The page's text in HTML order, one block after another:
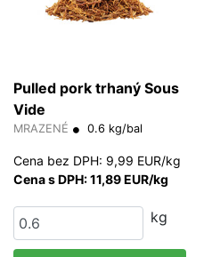
Pulled pork trhaný Sous
Vide
MRAZENÉ 0.6 kg/bal
Cena bez DPH: 9,99 EUR/kg
Cena s DPH: 11,89 EUR/kg
kg